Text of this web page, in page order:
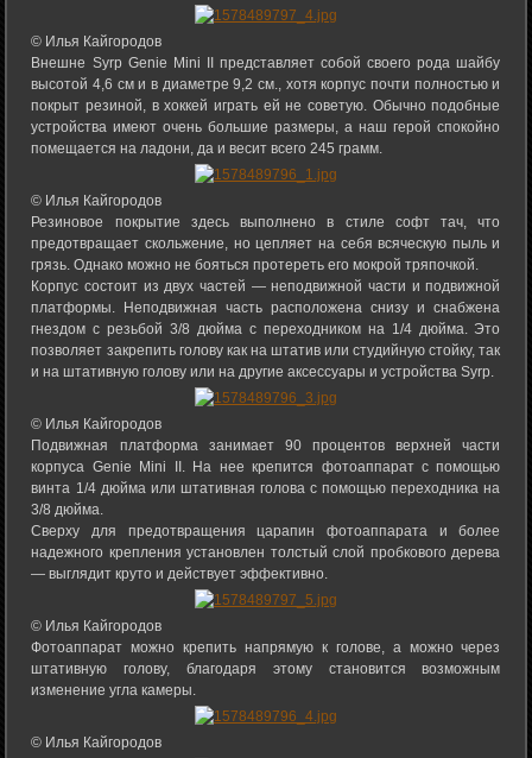
© Илья Кайгородов
Внешне Syrp Genie Mini II представляет собой своего рода шайбу
высотой 4,6 см и в диаметре 9,2 см., хотя корпус почти полностью и
покрыт резиной, в хоккей играть ей не советую. Обычно подобные
устройства имеют очень большие размеры, а наш герой спокойно
помещается на ладони, да и весит всего 245 грамм.
© Илья Кайгородов
Резиновое покрытие здесь выполнено в стиле софт тач, что
предотвращает скольжение, но цепляет на себя всяческую пыль и
грязь. Однако можно не бояться протереть его мокрой тряпочкой.
Корпус состоит из двух частей — неподвижной части и подвижной
платформы. Неподвижная часть расположена снизу и снабжена
гнездом с резьбой 3/8 дюйма с переходником на 1/4 дюйма. Это
позволяет закрепить голову как на штатив или студийную стойку, так
и на штативную голову или на другие аксессуары и устройства Syrp.
© Илья Кайгородов
Подвижная платформа занимает 90 процентов верхней части
корпуса Genie Mini II. На нее крепится фотоаппарат с помощью
винта 1/4 дюйма или штативная голова с помощью переходника на
3/8 дюйма.
Сверху для предотвращения царапин фотоаппарата и более
надежного крепления установлен толстый слой пробкового дерева
— выглядит круто и действует эффективно.
© Илья Кайгородов
Фотоаппарат можно крепить напрямую к голове, а можно через
штативную голову, благодаря этому становится возможным
изменение угла камеры.
© Илья Кайгородов